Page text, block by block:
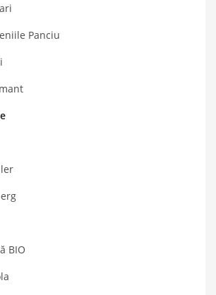
Panciu
BIO